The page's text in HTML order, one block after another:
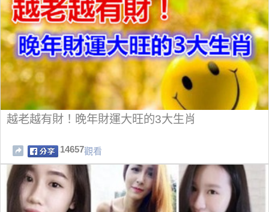
越老越有財！晚年財運大旺的3大生肖
14657觀看